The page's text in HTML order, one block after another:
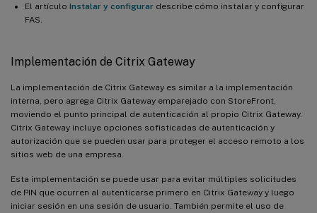
El artículo Instalar y configurar describe cómo instalar y configurar
FAS.
Implementación de Citrix Gateway
La implementación de Citrix Gateway es similar a la implementación
interna, pero agrega Citrix Gateway emparejado con StoreFront,
moviendo el punto principal de autenticación al propio Citrix Gateway.
Citrix Gateway incluye opciones sofisticadas de autenticación y
autorización que se pueden usar para proteger el acceso remoto a los
sitios web de una empresa.
Esta implementación se puede usar para evitar múltiples solicitudes
de PIN que ocurren al autenticarse primero en Citrix Gateway y luego
iniciar sesión en una sesión de usuario. También permite el uso de